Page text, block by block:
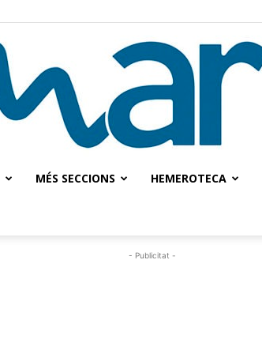
MÉS SECCIONS HEMEROTECA
- Publicitat -